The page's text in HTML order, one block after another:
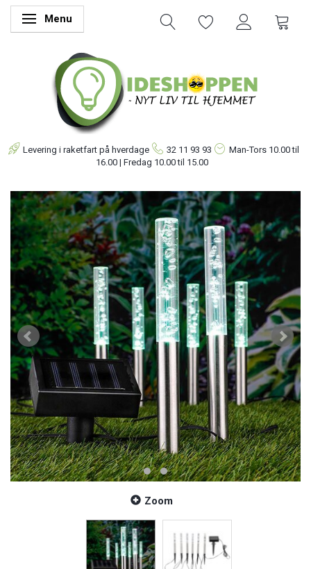
Skifte navigation
Menu
Levering i raketfart på hverdage 32 11 93 93 Man-Tors 10.00 til
16.00 | Fredag 10.00 til 15.00
Zoom